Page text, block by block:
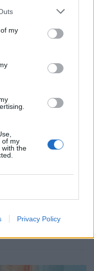
my
of my
with the
Privacy Policy
που
υπομονή και καθαρά